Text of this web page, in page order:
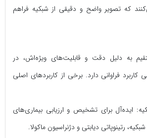
که تصویر واضح و دقیقی از شبکیه فراهم
به دلیل دقت و قابلیت‌های ویژه‌اش، در
فراوانی دارد. برخی از کاربردهای اصلی
ایده‌آل برای تشخیص و ارزیابی بیماری‌های
رتینوپاتی دیابتی و دژنراسیون ماکولا.